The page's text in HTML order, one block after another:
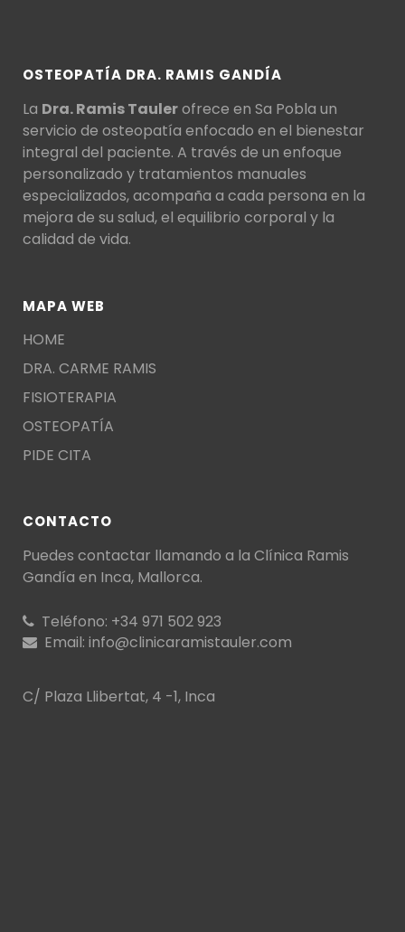
OSTEOPATÍA DRA. RAMIS GANDÍA
La Dra. Ramis Taulerofrece en Sa Pobla un
servicio de osteopatía enfocado en el bienestar
integral del paciente. A través de un enfoque
personalizado y tratamientos manuales
especializados, acompaña a cada persona en la
mejora de su salud, el equilibrio corporal y la
calidad de vida.
MAPA WEB
HOME
DRA. CARME RAMIS
FISIOTERAPIA
OSTEOPATÍA
PIDE CITA
CONTACTO
Puedes contactar llamando a la Clínica Ramis
Gandía en Inca, Mallorca.
Teléfono: +34 971 502 923
Email: info@clinicaramistauler.com
C/ Plaza Llibertat, 4 -1, Inca